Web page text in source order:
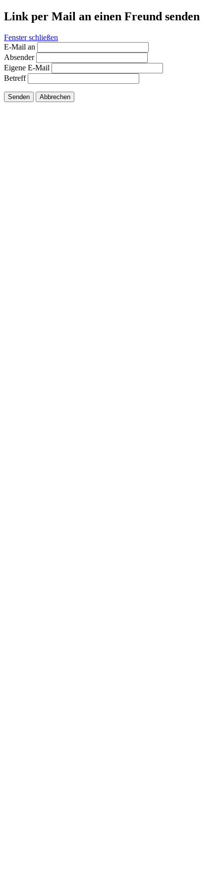
Link per Mail an einen Freund senden
Fenster schließen
E-Mail an
Absender
Eigene E-Mail
Betreff
Senden Abbrechen